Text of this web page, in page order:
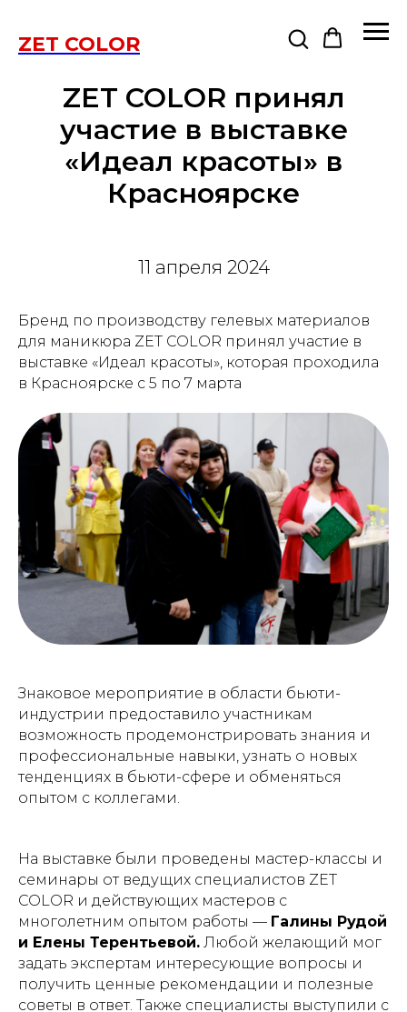
ZET COLOR
ZET COLOR принял
участие в выставке
«Идеал красоты» в
Красноярске
11 апреля 2024
Бренд по производству гелевых материалов
для маникюра ZET COLOR принял участие в
выставке «Идеал красоты», которая проходила
в Красноярске с 5 по 7 марта
Знаковое мероприятие в области бьюти-
индустрии предоставило участникам
возможность продемонстрировать знания и
профессиональные навыки, узнать о новых
тенденциях в бьюти-сфере и обменяться
опытом с коллегами.
На выставке были проведены мастер-классы и
семинары от ведущих специалистов ZET
COLOR и действующих мастеров с
многолетним опытом работы — Галины Рудой
и Елены Терентьевой. Любой желающий мог
задать экспертам интересующие вопросы и
получить ценные рекомендации и полезные
советы в ответ. Также специалисты выступили с